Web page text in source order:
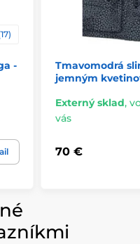
-
Tmavomodrá
jemným
Externý sklad,
vás
70 €